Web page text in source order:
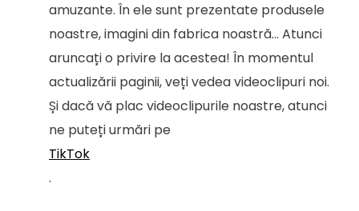
amuzante. În ele sunt prezentate produsele
noastre, imagini din fabrica noastră... Atunci
aruncați o privire la acestea! În momentul
actualizării paginii, veți vedea videoclipuri noi.
Și dacă vă plac videoclipurile noastre, atunci
ne puteți urmări pe
TikTok
.